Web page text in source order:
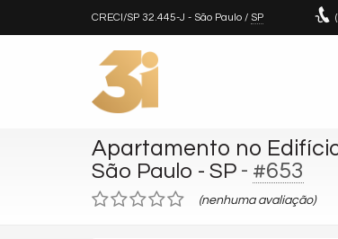
CRECI/SP 32.445-J - São Paulo / SP
Apartamento no
São Paulo - SP - #653
(nenhuma avaliação)